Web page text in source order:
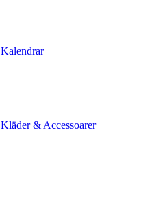
Kalendrar
Kläder & Accessoarer